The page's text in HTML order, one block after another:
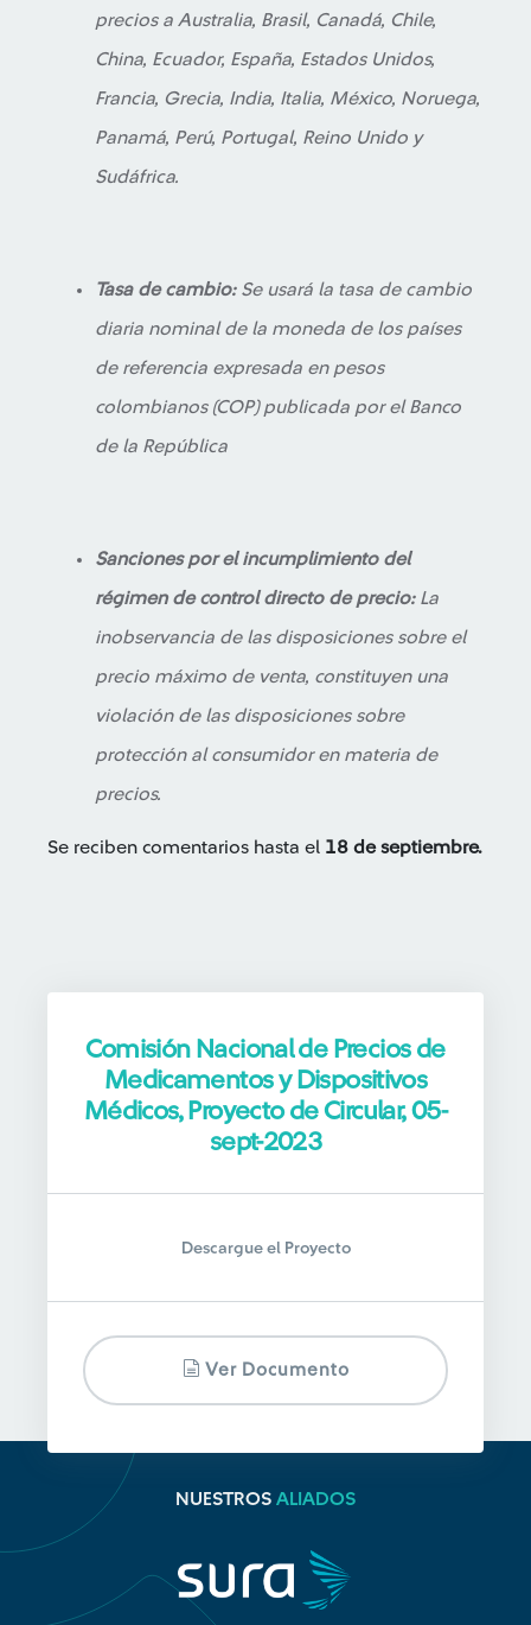
precios a Australia, Brasil, Canadá, Chile,
China, Ecuador, España, Estados Unidos,
Francia, Grecia, India, Italia, México, Noruega,
Panamá, Perú, Portugal, Reino Unido y
Sudáfrica.
Tasa de cambio:Se usará la tasa de cambio
diaria nominal de la moneda de los países
de referencia expresada en pesos
colombianos (COP) publicada por el Banco
de la República
Sanciones por el incumplimiento del
régimen de control directo de precio:La
inobservancia de las disposiciones sobre el
precio máximo de venta, constituyen una
violación de las disposiciones sobre
protección al consumidor en materia de
precios.
Se reciben comentarios hasta el 18 de septiembre.
Comisión Nacional de Precios de
Medicamentos y Dispositivos
Médicos, Proyecto de Circular, 05-
sept-2023
Descargue el Proyecto
Ver Documento
NUESTROS ALIADOS